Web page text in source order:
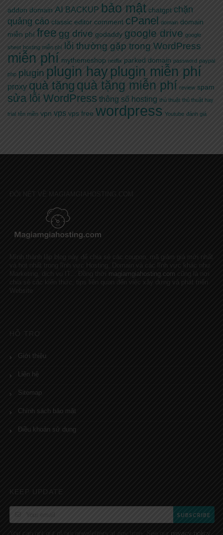
addon domain AI BACKUP bảo mật chatgpt chặn
quảng cáo classic editor comment cPanel domain domain
miễn phí free gg drive godaddy google drive google
sheet hosting miễn phí lỗi thường gặp trong WordPress
miễn phí mythemeshop netflix parked domain password paypal
php plugin plugin hay plugin miễn phí
proxy quà tặng quà tặng miễn phí review spam
sửa lỗi WordPress thông số hosting thủ thuật thủ thuật hay
trial tên miền vpn vps vps free wordpress Youtube đánh giá
ĐÔI NÉT VỀ MAGIAMGIAHOSTING.COM
Mình thành lập blog này để chia sẻ các coupon, mã giảm giá mới nhất
và hot nhất trong lĩnh vực Hosting, Domain và các lĩnh vực khác như
Marketing, dịch vụ IT... Đồng thời magiamgiahosting.com cũng là nơi
chia sẻ các kiến thức, tips liên quan đến việc xây dựng và phát triển
Website
HỖ TRỢ
Giới thiệu
Liên hệ
Sitemap
Chính sách bảo mật
Điều khoản sử dụng
KEEP UPDATE
SUBSCRIBE
You can opt out of our newsletters at any time. See our privacy policy